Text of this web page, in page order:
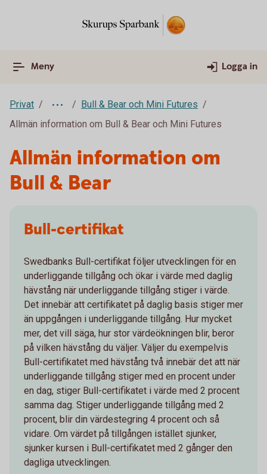
Meny Logga in
Privat
Bull & Bear och Mini Futures
Allmän information om Bull & Bear och Mini Futures
Allmän information om
Bull & Bear
Bull-certifikat
Swedbanks Bull-certifikat följer utvecklingen för en
underliggande tillgång och ökar i värde med daglig
hävstång när underliggande tillgång stiger i värde.
Det innebär att certifikatet på daglig basis stiger mer
än uppgången i underliggande tillgång. Hur mycket
mer, det vill säga, hur stor värdeökningen blir, beror
på vilken hävstång du väljer. Väljer du exempelvis
Bull-certifikatet med hävstång två innebär det att när
underliggande tillgång stiger med en procent under
en dag, stiger Bull-certifikatet i värde med 2 procent
samma dag. Stiger underliggande tillgång med 2
procent, blir din värdestegring 4 procent och så
vidare. Om värdet på tillgången istället sjunker,
sjunker kursen i Bull-certifikatet med 2 gånger den
dagliga utvecklingen.